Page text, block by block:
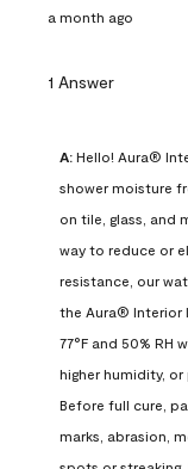
a month ago
1 Answer
A: Hello! Aura®
shower moisture
on tile, glass, and
way to reduce or
resistance, our
the Aura® Interior
77°F and 50% RH
higher humidity,
Before full cure,
marks, abrasion,